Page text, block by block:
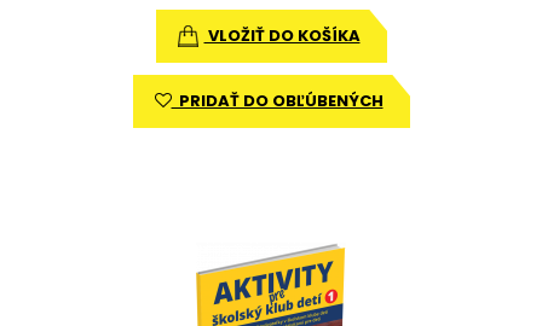
VLOŽIŤ DO KOŠÍKA
PRIDAŤ DO OBĽÚBENÝCH